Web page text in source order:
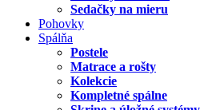
Sedačky na mieru
Pohovky
Spálňa
Postele
Matrace a rošty
Kolekcie
Kompletné spálne